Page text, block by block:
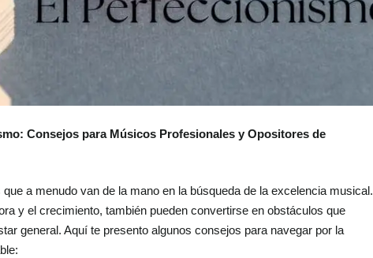
Consejos para Músicos Profesionales y Opositores de
a menudo van de la mano en la búsqueda de la excelencia musical.
y el crecimiento, también pueden convertirse en obstáculos que
general. Aquí te presento algunos consejos para navegar por la